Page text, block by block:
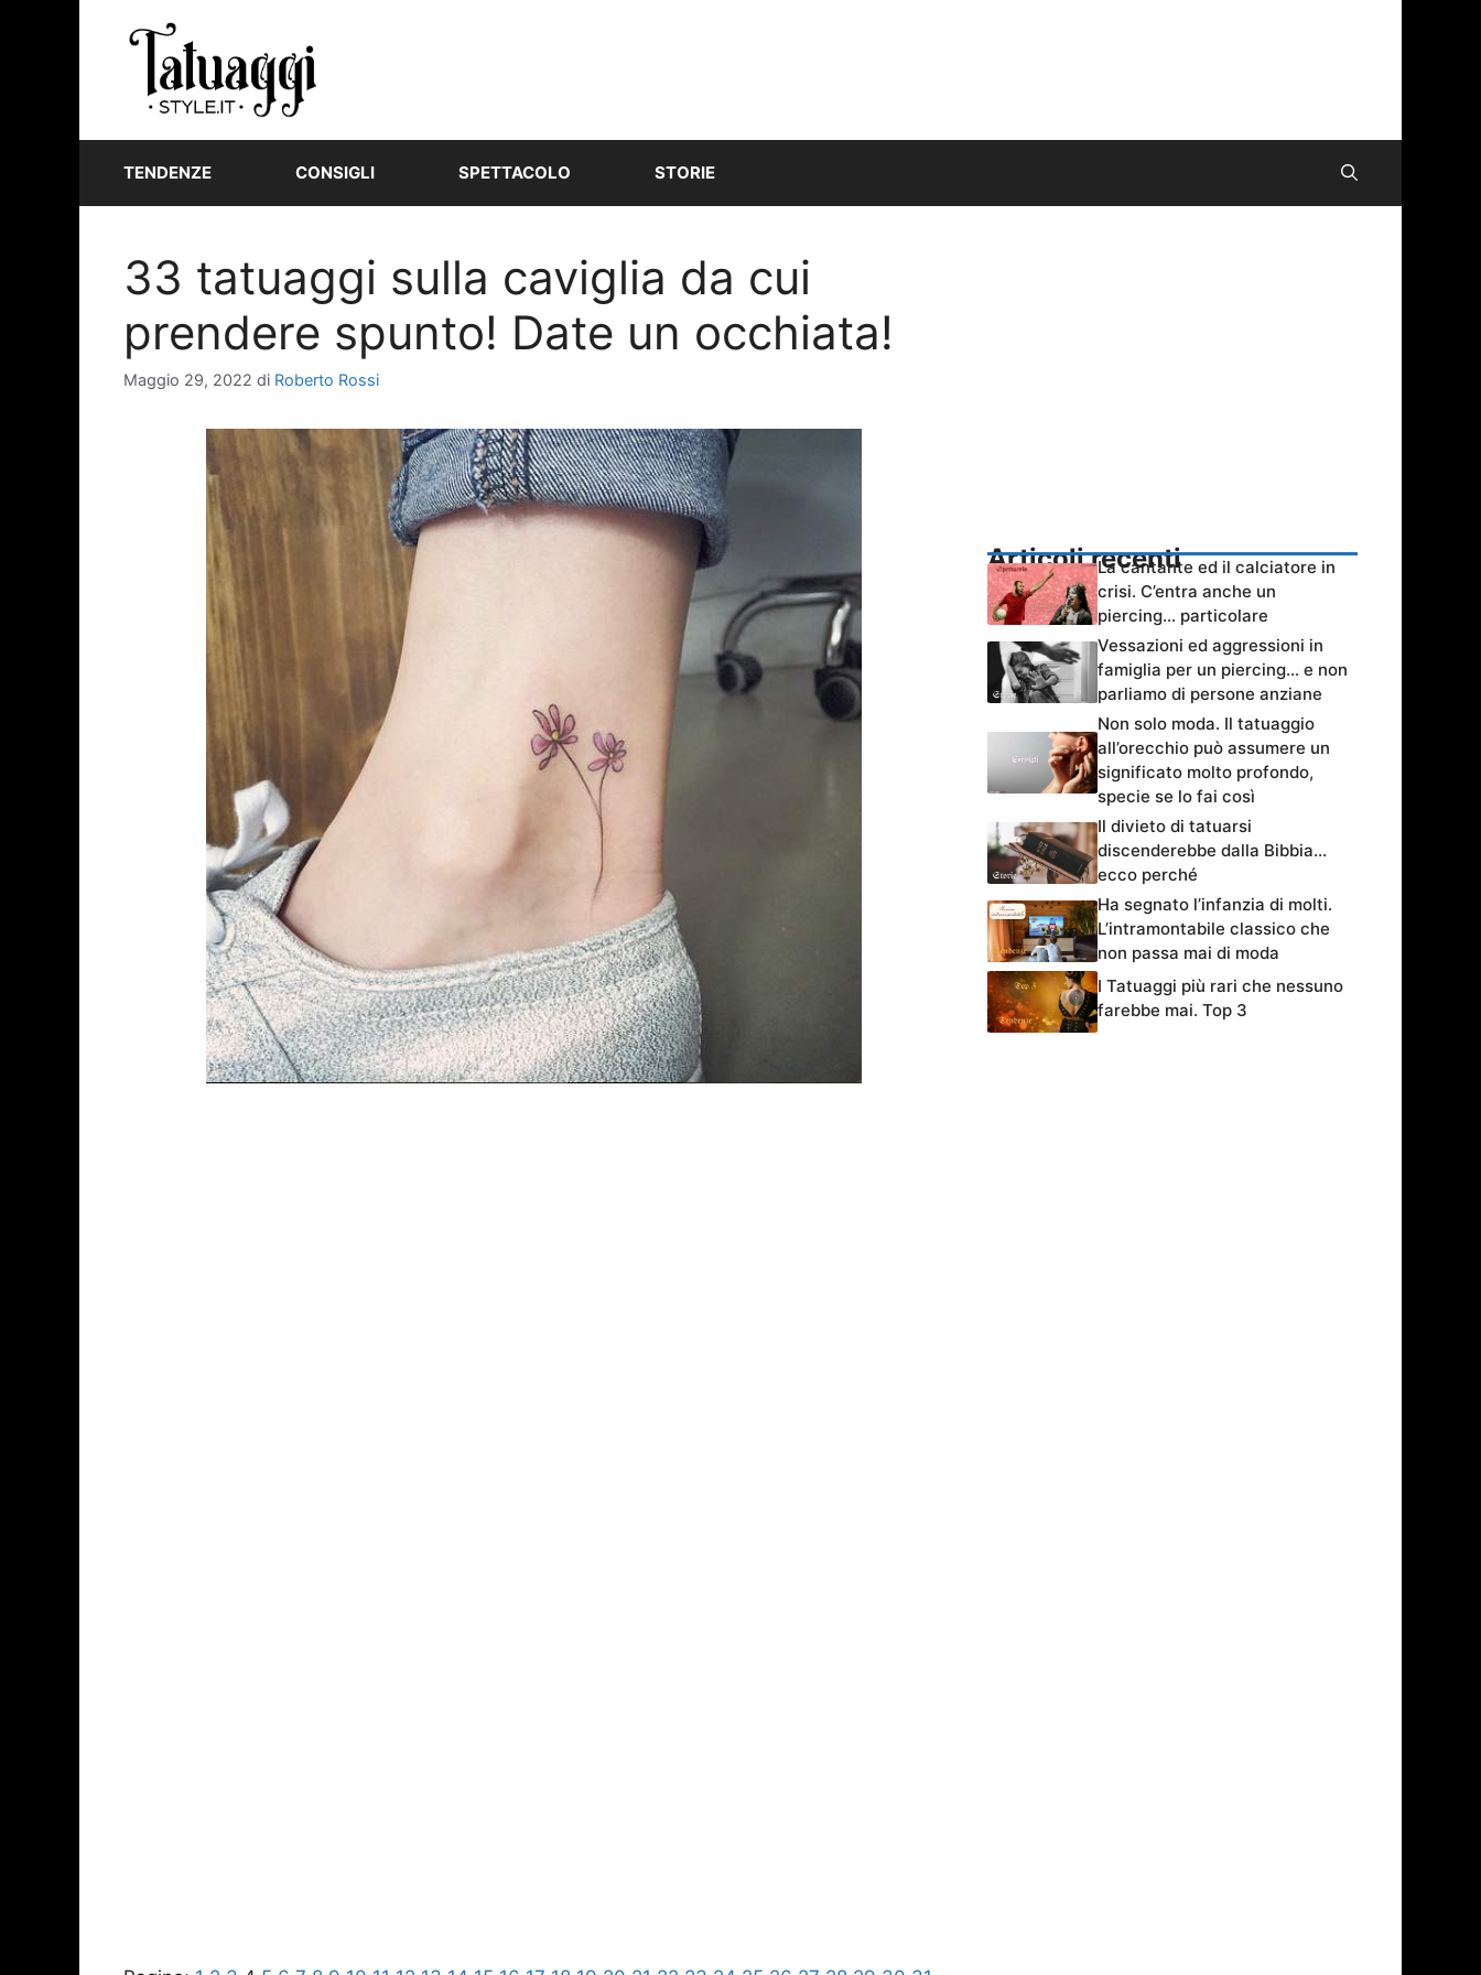
TENDENZE CONSIGLI SPETTACOLO STORIE
33 tatuaggi sulla caviglia da cui
prendere spunto! Date un occhiata!
Maggio 29, 2022 di Roberto Rossi
Articoli recentiLa cantante ed il calciatore in
crisi. C’entra anche un
piercing… particolare
Vessazioni ed aggressioni in
famiglia per un piercing… e non
parliamo di persone anziane
Non solo moda. Il tatuaggio
all’orecchio può assumere un
significato molto profondo,
specie se lo fai così
Il divieto di tatuarsi
discenderebbe dalla Bibbia…
ecco perché
Ha segnato l’infanzia di molti.
L’intramontabile classico che
non passa mai di moda
I Tatuaggi più rari che nessuno
farebbe mai. Top 3